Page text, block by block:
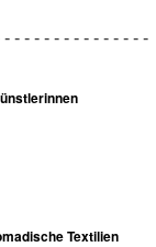
- - - - - - - - - - - - - -
Textilien